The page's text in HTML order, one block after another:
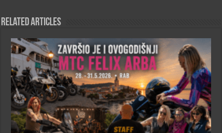
o
o
k
A
p
p
e
r
Related Articles